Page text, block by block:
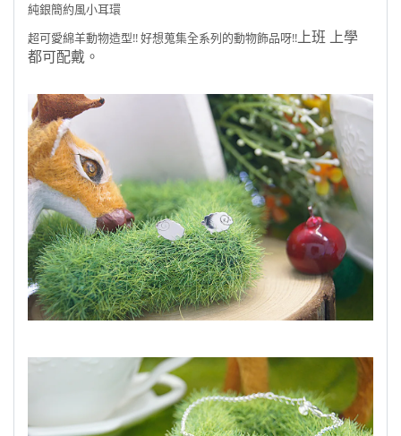
純銀簡約風小耳環
超可愛綿羊動物造型!! 好想蒐集全系列的動物飾品呀!!上班 上學
都可配戴。